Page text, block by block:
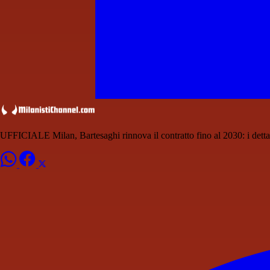
UFFICIALE Milan, Bartesaghi rinnova il contratto fino al 2030: i